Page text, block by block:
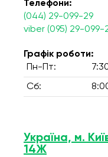
Телефони:
(044) 29-099-29
viber (095) 29-099-
Графік роботи:
Пн-Пт:
Сб:
Україна, м.
14Ж